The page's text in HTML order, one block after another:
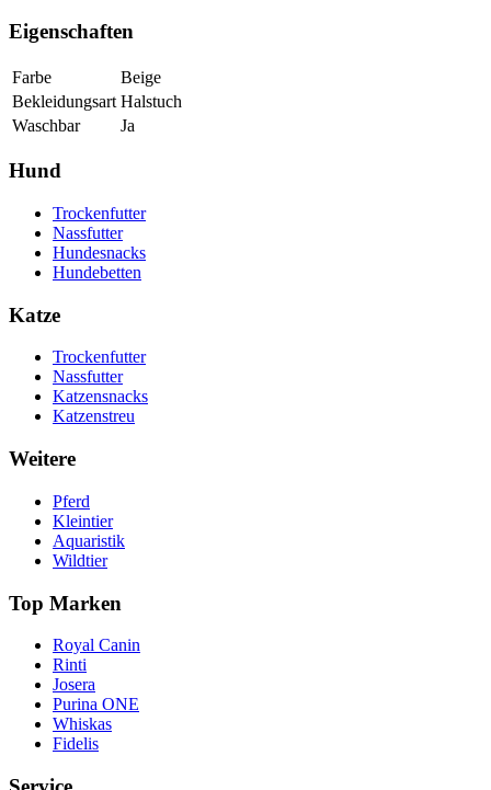
Eigenschaften
Farbe
Beige
Bekleidungsart Halstuch
Waschbar
Ja
Hund
Trockenfutter
Nassfutter
Hundesnacks
Hundebetten
Katze
Trockenfutter
Nassfutter
Katzensnacks
Katzenstreu
Weitere
Pferd
Kleintier
Aquaristik
Wildtier
Top Marken
Royal Canin
Rinti
Josera
Purina ONE
Whiskas
Fidelis